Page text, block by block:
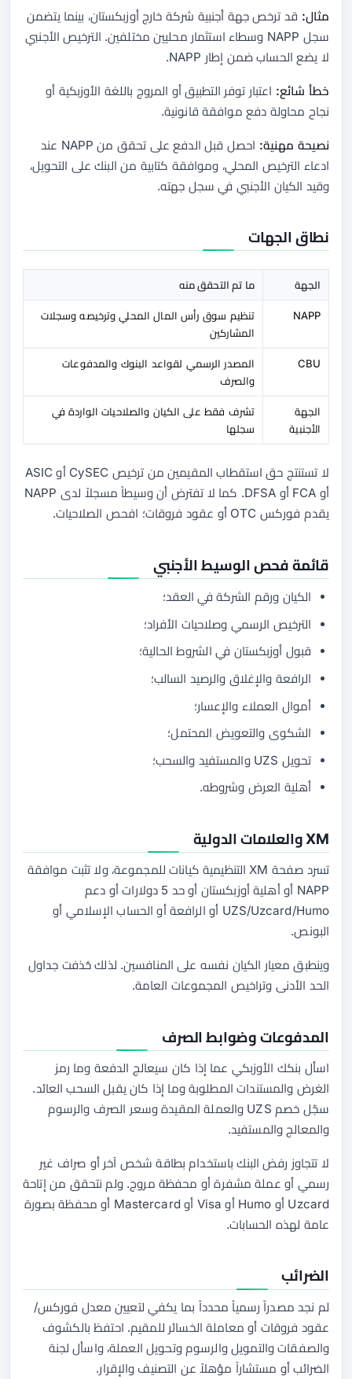
مثال: قد ترخص جهة أجنبية شركة خارج أوزبكستان، بينما يتضمن
سجل NAPP وسطاء استثمار محليين مختلفين. الترخيص الأجنبي
لا يضع الحساب ضمن إطار NAPP.
خطأ شائع: اعتبار توفر التطبيق أو المروج باللغة الأوزبكية أو
نجاح محاولة دفع موافقة قانونية.
نصيحة مهنية:
احصل قبل الدفع على تحقق من NAPP عند
ادعاء الترخيص المحلي، وموافقة كتابية من البنك على التحويل،
وقيد الكيان الأجنبي في سجل جهته.
نطاق الجهات
الجهة ما تم التحقق منه
NAPP
تنظيم سوق رأس المال المحلي وترخيصه وسجلات
المشاركين
CBU
المصدر الرسمي لقواعد البنوك والمدفوعات
والصرف
الجهة
الأجنبية
تشرف فقط على الكيان والصلاحيات الواردة في
سجلها
لا تستنتج حق استقطاب المقيمين من ترخيص CySEC أو ASIC
أو FCA أو DFSA. كما لا تفترض أن وسيطاً مسجلاً لدى NAPP
يقدم فوركس OTC أو عقود فروقات؛ افحص الصلاحيات.
قائمة فحص الوسيط الأجنبي
الكيان ورقم الشركة في العقد؛
الترخيص الرسمي وصلاحيات الأفراد؛
قبول أوزبكستان في الشروط الحالية؛
الرافعة والإغلاق والرصيد السالب؛
أموال العملاء والإعسار؛
الشكوى والتعويض المحتمل؛
تحويل UZS والمستفيد والسحب؛
أهلية العرض وشروطه.
XM والعلامات الدولية
تسرد صفحة XM التنظيمية كيانات للمجموعة، ولا تثبت موافقة
NAPP أو أهلية أوزبكستان أو حد 5 دولارات أو دعم
UZS/Uzcard/Humo أو الرافعة أو الحساب الإسلامي أو
البونص.
وينطبق معيار الكيان نفسه على المنافسين. لذلك حُذفت جداول
الحد الأدنى وتراخيص المجموعات العامة.
المدفوعات وضوابط الصرف
اسأل بنكك الأوزبكي عما إذا كان سيعالج الدفعة وما رمز
الغرض والمستندات المطلوبة وما إذا كان يقبل السحب العائد.
سجّل خصم UZS والعملة المقيدة وسعر الصرف والرسوم
والمعالج والمستفيد.
لا تتجاوز رفض البنك باستخدام بطاقة شخص آخر أو صراف غير
رسمي أو عملة مشفرة أو محفظة مروج. ولم نتحقق من إتاحة
Uzcard أو Humo أو Visa أو Mastercard أو محفظة بصورة
عامة لهذه الحسابات.
الضرائب
لم نجد مصدراً رسمياً محدداً بما يكفي لتعيين معدل فوركس/
عقود فروقات أو معاملة الخسائر للمقيم. احتفظ بالكشوف
والصفقات والتمويل والرسوم وتحويل العملة، واسأل لجنة
الضرائب أو مستشاراً مؤهلاً عن التصنيف والإقرار.